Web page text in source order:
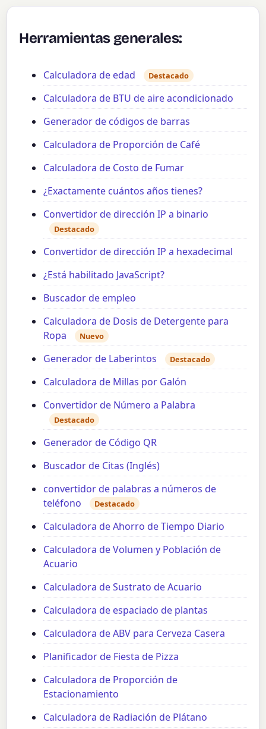
Herramientas generales:
Calculadora de edad Destacado
Calculadora de BTU de aire acondicionado
Generador de códigos de barras
Calculadora de Proporción de Café
Calculadora de Costo de Fumar
¿Exactamente cuántos años tienes?
Convertidor de dirección IP a binario
Destacado
Convertidor de dirección IP a hexadecimal
¿Está habilitado JavaScript?
Buscador de empleo
Calculadora de Dosis de Detergente para
Ropa
Nuevo
Generador de Laberintos Destacado
Calculadora de Millas por Galón
Convertidor de Número a Palabra
Destacado
Generador de Código QR
Buscador de Citas (Inglés)
convertidor de palabras a números de
teléfono
Destacado
Calculadora de Ahorro de Tiempo Diario
Calculadora de Volumen y Población de
Acuario
Calculadora de Sustrato de Acuario
Calculadora de espaciado de plantas
Calculadora de ABV para Cerveza Casera
Planificador de Fiesta de Pizza
Calculadora de Proporción de
Estacionamiento
Calculadora de Radiación de Plátano